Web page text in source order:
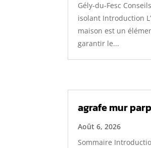
Gély-du-Fesc
isolant Introduction
maison est un
garantir le...
agrafe mur
Août 6, 2026
Sommaire